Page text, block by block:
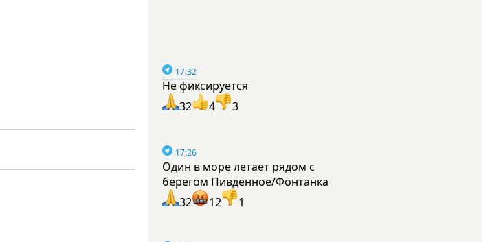
17:32
Не фиксируется
32
4 3
17:26
Один в море летает рядом с
берегом Пивденное/Фонтанка
32
12 1